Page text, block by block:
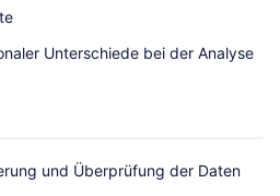
Unterschiede bei der Analyse
und Überprüfung der Daten